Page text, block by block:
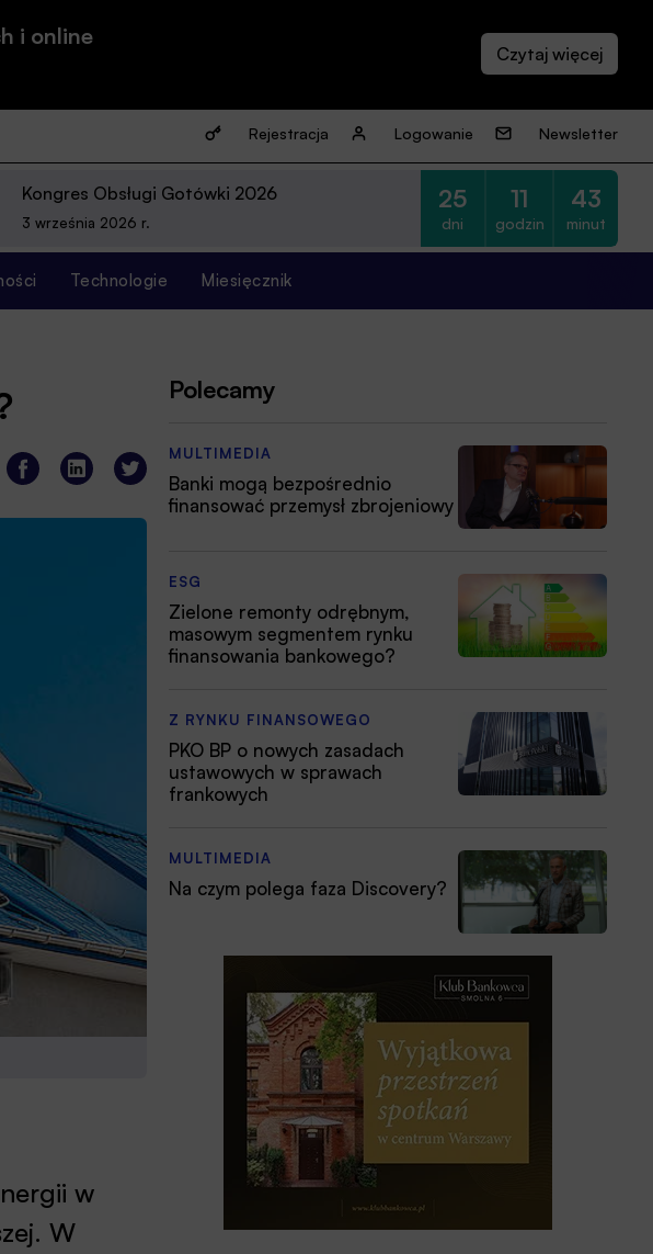
i online
Rejestracja Logowanie Newsletter
Kongres Obsługi Gotówki 2026
3 września 2026 r.
25
dni
11
godzin
43
minut
Technologie Miesięcznik
w
W
Polecamy
MULTIMEDIA
Banki mogą bezpośrednio
finansować przemysł zbrojeniowy
ESG
Zielone remonty odrębnym,
masowym segmentem rynku
finansowania bankowego?
Z RYNKU FINANSOWEGO
PKO BP o nowych zasadach
ustawowych w sprawach
frankowych
MULTIMEDIA
Na czym polega faza Discovery?